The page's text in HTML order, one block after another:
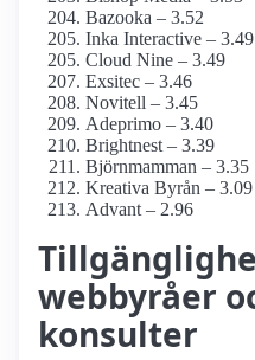
Bazooka – 3.52
Inka Interactive – 3.49
Cloud Nine – 3.49
Exsitec – 3.46
Novitell – 3.45
Adeprimo – 3.40
Brightnest – 3.39
Björnmamman – 3.35
Kreativa Byrån – 3.09
Advant – 2.96
webbyråer
konsulter